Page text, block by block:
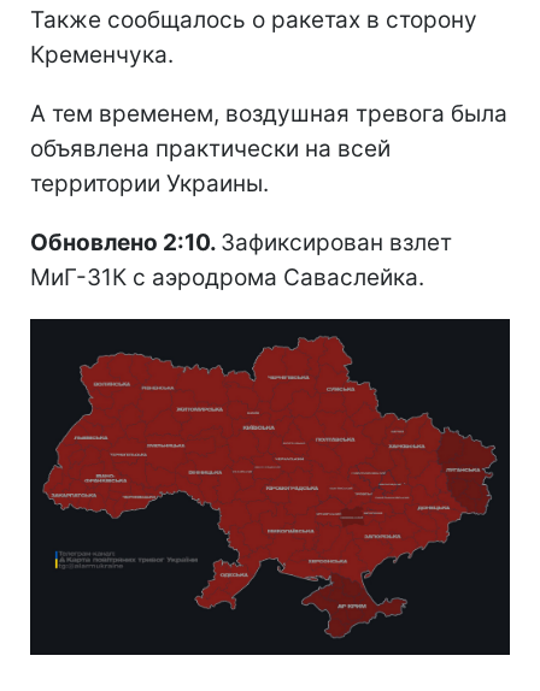
Также сообщалось о ракетах в сторону
Кременчука.
А тем временем, воздушная тревога была
объявлена практически на всей
территории Украины.
Обновлено 2:10. Зафиксирован взлет
МиГ-31К с аэродрома Саваслейка.